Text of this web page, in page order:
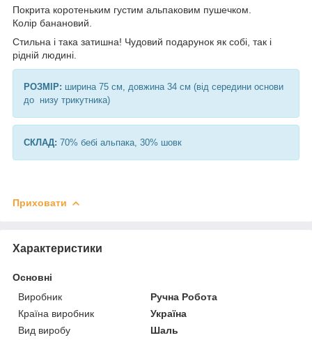
Покрита коротеньким густим альпаковим пушечком.
Колір банановий.
Стильна і така затишна! Чудовий подарунок як собі, так і
рідній людині.
РОЗМІР: ширина 75 см, довжина 34 см (від середини основи
до низу трикутника)
СКЛАД: 70% бебі альпака, 30% шовк
Приховати
Характеристики
Основні
Виробник
Ручна Робота
Країна виробник
Україна
Вид виробу
Шаль